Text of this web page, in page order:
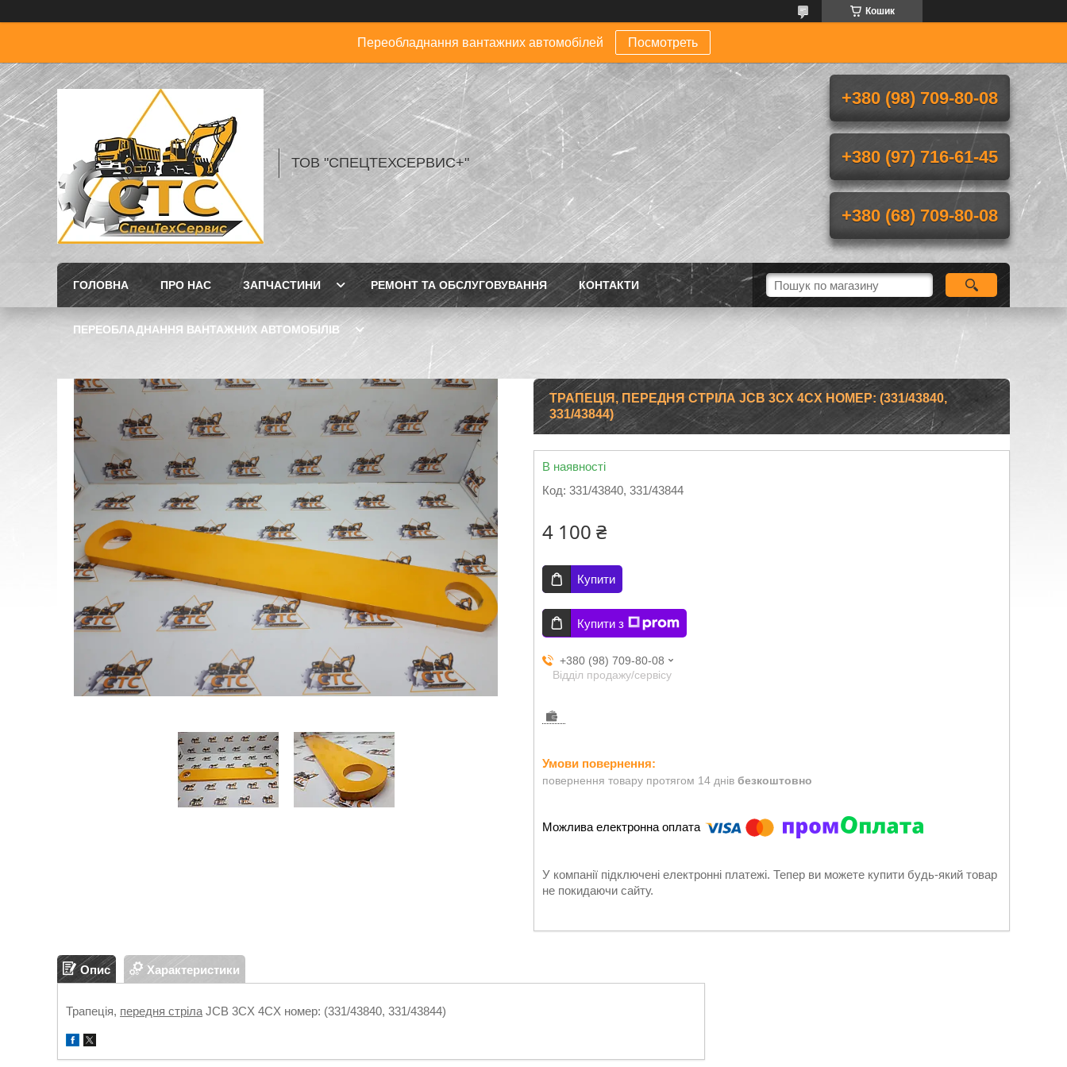
Кошик
Переобладнання вантажних автомобілей Посмотреть
ТОВ "СПЕЦТЕХСЕРВИС+"
+380 (98) 709-80-08
+380 (97) 716-61-45
+380 (68) 709-80-08
ГОЛОВНА ПРО НАС ЗАПЧАСТИНИ РЕМОНТ ТА ОБСЛУГОВУВАННЯ КОНТАКТИ
ПЕРЕОБЛАДНАННЯ ВАНТАЖНИХ АВТОМОБІЛІВ
ТРАПЕЦІЯ, ПЕРЕДНЯ СТРІЛА JCB 3CX 4CX НОМЕР: (331/43840,
331/43844)
В наявності
Код: 331/43840, 331/43844
4 100 ₴
Купити
Купити з
+380 (98) 709-80-08
Відділ продажу/сервісу
повернення товару протягом 14 днів безкоштовно
У компанії підключені електронні платежі. Тепер ви можете купити будь-який товар
не покидаючи сайту.
Опис Характеристики
Трапеція, передня стріла JCB 3CX 4CX номер: (331/43840, 331/43844)